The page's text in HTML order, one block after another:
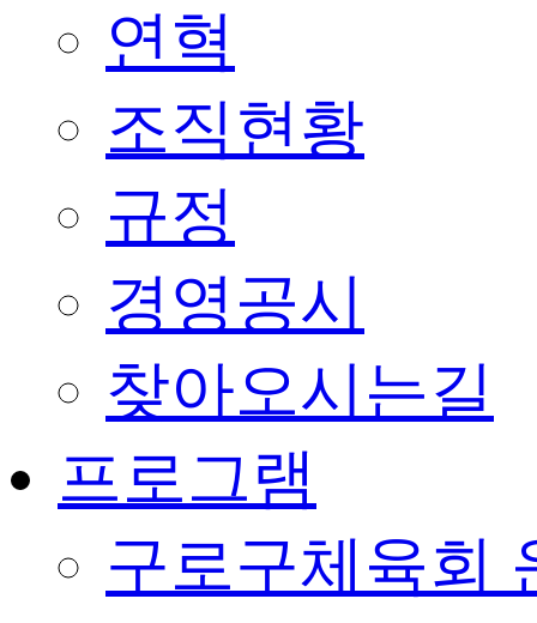
연혁
조직현황
규정
경영공시
찾아오시는길
프로그램
구로구체육회